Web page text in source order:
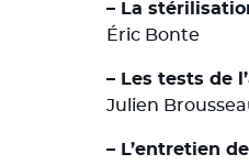
– La
Éric Bonte
– Les tests de
Julien
– L’entretien